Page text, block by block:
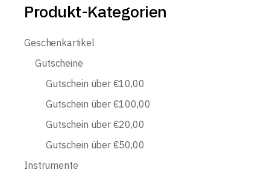
Produkt-Kategorien
Geschenkartikel
Gutscheine
Gutschein über €10,00
Gutschein über €100,00
Gutschein über €20,00
Gutschein über €50,00
Instrumente